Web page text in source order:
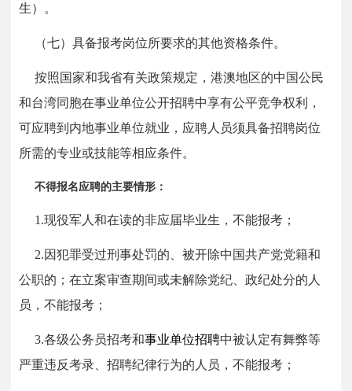
生）。
（七）具备报考岗位所要求的其他资格条件。
按照国家和我省有关政策规定，港澳地区的中国公民
和台湾同胞在事业单位公开招聘中享有公平竞争权利，
可应聘到内地事业单位就业，应聘人员须具备招聘岗位
所需的专业或技能等相应条件。
不得报名应聘的主要情形：
1.现役军人和在读的非应届毕业生，不能报考；
2.因犯罪受过刑事处罚的、被开除中国共产党党籍和
公职的；在立案审查期间或未解除党纪、政纪处分的人
员，不能报考；
3.各级公务员招考和事业单位招聘中被认定有舞弊等
严重违反考录、招聘纪律行为的人员，不能报考；